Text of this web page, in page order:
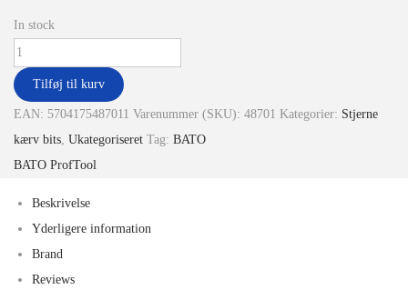
In stock
Tilføj til kurv
EAN: 5704175487011 Varenummer (SKU): 48701 Kategorier: Stjerne
kærv bits Ukategoriseret Tag: BATO
BATO ProfTool
Beskrivelse
Yderligere information
Brand
Reviews